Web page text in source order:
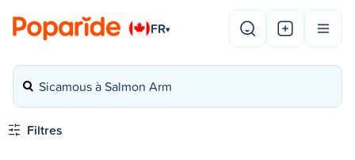
FR▾
Sicamous à Salmon Arm
Filtres